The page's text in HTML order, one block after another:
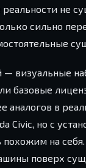
не
сильно
— визуальные
базовые
аналогов в
Civic, но с
похожим на
поверх